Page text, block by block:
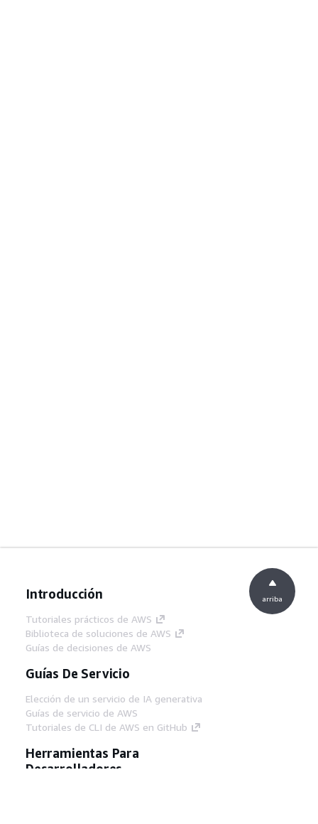
Introducción
Tutoriales prácticos de AWS
Biblioteca de soluciones de AWS
Guías de decisiones de AWS
Guías De Servicio
Elección de un servicio de IA generativa
Guías de servicio de AWS
Tutoriales de CLI de AWS en GitHub
Herramientas Para
Desarrolladores
arriba